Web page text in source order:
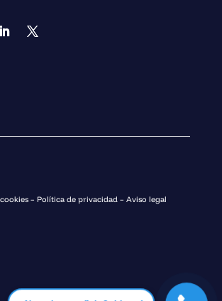
– Política de privacidad –Aviso legal